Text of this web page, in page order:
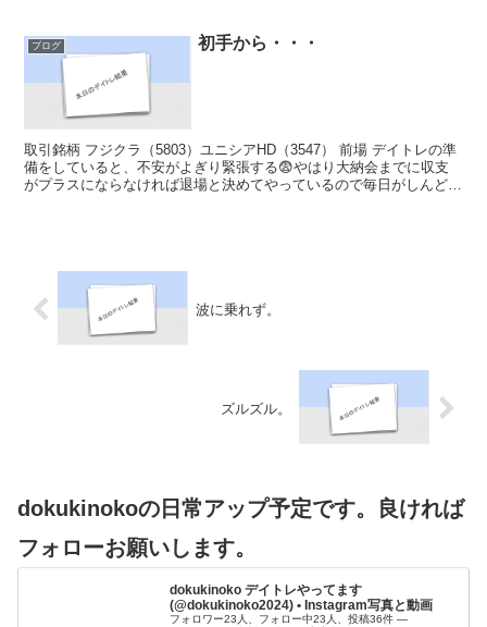
ブログ 初手から・・・
取引銘柄 フジクラ（5803）ユニシアHD（3547） 前場 デイトレの準
備をしていると、不安がよぎり緊張する😨やはり大納会までに収支
がプラスにならなければ退場と決めてやっているので毎日がしんどい
波に乗れず。
ズルズル。
dokukinokoの日常アップ予定です。良ければ
フォローお願いします。
dokukinoko デイトレやってます
(@dokukinoko2024) • Instagram写真と動画
フォロワー23人、フォロー中23人、投稿36件 ―